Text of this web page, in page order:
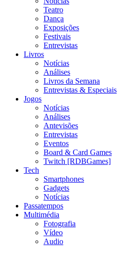
Teatro
Dança
Exposições
Festivais
Entrevistas
Livros
Notícias
Análises
Livros da Semana
Entrevistas & Especiais
Jogos
Notícias
Análises
Antevisões
Entrevistas
Eventos
Board & Card Games
Twitch [RDBGames]
Tech
Smartphones
Gadgets
Notícias
Passatempos
Multimédia
Fotografia
Vídeo
Audio